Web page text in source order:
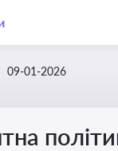
09-01-2026